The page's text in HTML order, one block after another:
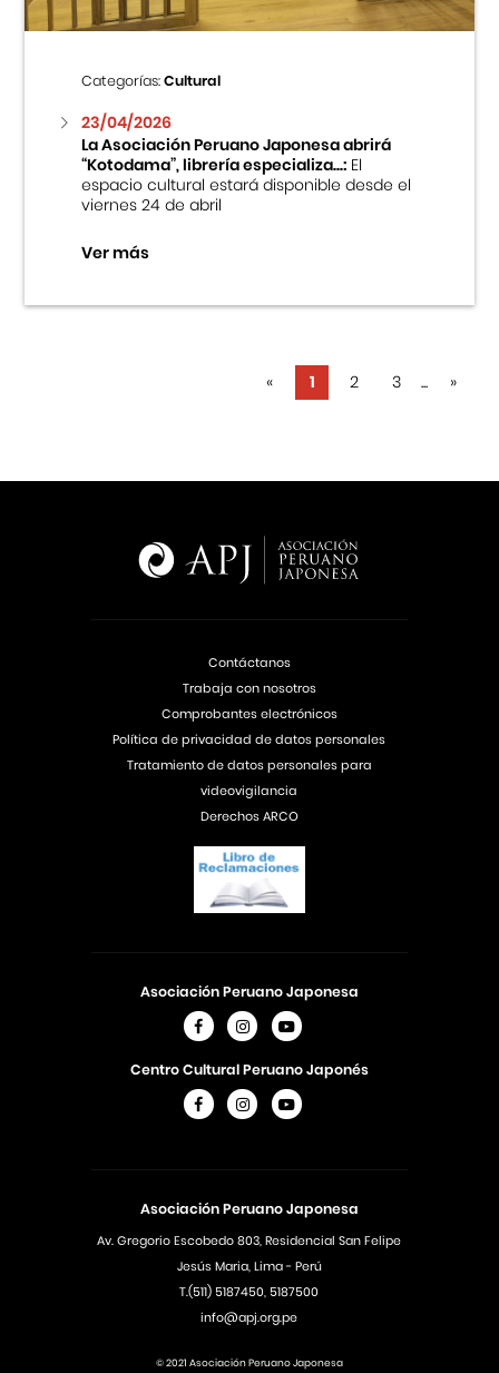
Categorías:Cultural
23/04/2026
La Asociación Peruano Japonesa abrirá
“Kotodama”, librería especializa...:El
espacio cultural estará disponible desde el
viernes 24 de abril
Ver más
« 1 2 3 ... »
Asociación Peruano Japonesa
Av. Gregorio Escobedo 803, Residencial San Felipe
Jesús Maria, Lima - Perú
T.(511) 5187450, 5187500
info@apj.org.pe
Asociación Peruano Japonesa
Centro Cultural Peruano Japonés
Contáctanos
Trabaja con nosotros
Comprobantes electrónicos
Política de privacidad de datos personales
Tratamiento de datos personales para
videovigilancia
Derechos ARCO
© 2021 Asociación Peruano Japonesa